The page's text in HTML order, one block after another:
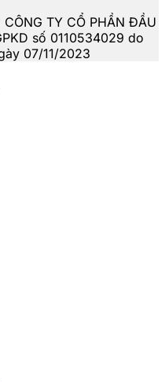
TY CỔ PHẦN ĐẦU
số 0110534029 do
07/11/2023